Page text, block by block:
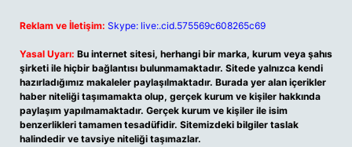
Reklam ve İletişim: Skype: live:.cid.575569c608265c69
Yasal Uyarı: Bu internet sitesi, herhangi bir marka, kurum veya şahıs
şirketi ile hiçbir bağlantısı bulunmamaktadır. Sitede yalnızca kendi
hazırladığımız makaleler paylaşılmaktadır. Burada yer alan içerikler
haber niteliği taşımamakta olup, gerçek kurum ve kişiler hakkında
paylaşım yapılmamaktadır. Gerçek kurum ve kişiler ile isim
benzerlikleri tamamen tesadüfidir. Sitemizdeki bilgiler taslak
halindedir ve tavsiye niteliği taşımazlar.